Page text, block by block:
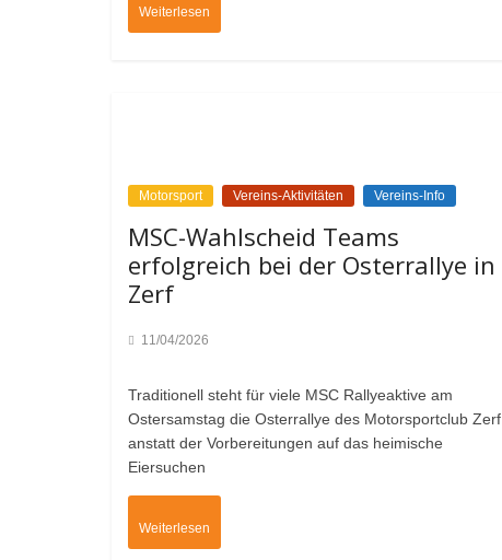
Weiterlesen
Motorsport Vereins-Aktivitäten Vereins-Info
MSC-Wahlscheid Teams
erfolgreich bei der Osterrallye in
Zerf
11/04/2026
Traditionell steht für viele MSC Rallyeaktive am
Ostersamstag die Osterrallye des Motorsportclub Zerf
anstatt der Vorbereitungen auf das heimische
Eiersuchen
Weiterlesen